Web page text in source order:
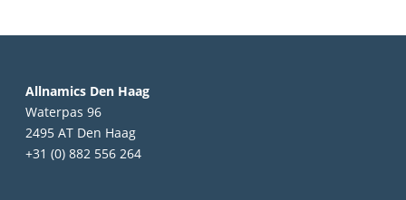
Allnamics Den Haag
Waterpas 96
2495 AT Den Haag
+31 (0) 882 556 264